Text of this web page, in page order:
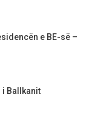
e BE-së –
i Ballkanit